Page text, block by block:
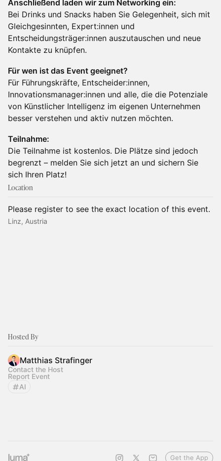
Anschließend laden wir zum Networking ein:
Bei Drinks und Snacks haben Sie Gelegenheit, sich mit
Gleichgesinnten, Expert:innen und
Entscheidungsträger:innen auszutauschen und neue
Kontakte zu knüpfen.
Für wen ist das Event geeignet?
Für Führungskräfte, Entscheider:innen,
Innovationsmanager:innen und alle, die die Potenziale
von Künstlicher Intelligenz im eigenen Unternehmen
besser verstehen und aktiv nutzen möchten.
Teilnahme:
Die Teilnahme ist kostenlos. Die Plätze sind jedoch
begrenzt – melden Sie sich jetzt an und sichern Sie
sich Ihren Platz!
Location
Please register to see the exact location of this event.
Linz, Austria
Hosted By
Matthias Strafinger
Contact the Host
Report Event
AI
Get the App